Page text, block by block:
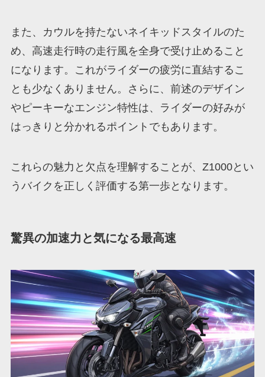
また、カウルを持たないネイキッドスタイルのた
め、高速走行時の走行風を全身で受け止めること
になります。これがライダーの疲労に直結するこ
とも少なくありません。さらに、前述のデザイン
やピーキーなエンジン特性は、ライダーの好みが
はっきりと分かれるポイントでもあります。
これらの魅力と欠点を理解することが、Z1000とい
うバイクを正しく評価する第一歩となります。
驚異の加速力と気になる最高速